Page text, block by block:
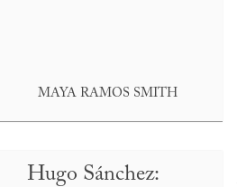
MAYA RAMOS SMITH
Hugo Sánchez: